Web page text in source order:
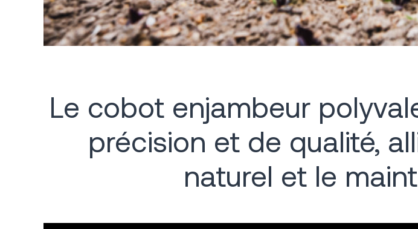
Le cobot enjambeur
précision et de qualité,
naturel et le